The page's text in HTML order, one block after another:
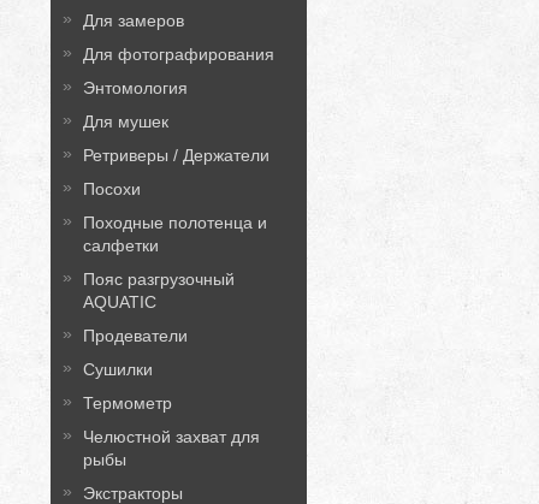
Для замеров
Для фотографирования
Энтомология
Для мушек
Ретриверы / Держатели
Посохи
Походные полотенца и
салфетки
Пояс разгрузочный
AQUATIC
Продеватели
Сушилки
Термометр
Челюстной захват для
рыбы
Экстракторы